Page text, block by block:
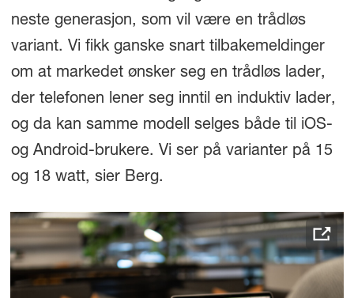
neste generasjon, som vil være en trådløs
variant. Vi fikk ganske snart tilbakemeldinger
om at markedet ønsker seg en trådløs lader,
der telefonen lener seg inntil en induktiv lader,
og da kan samme modell selges både til iOS-
og Android-brukere. Vi ser på varianter på 15
og 18 watt, sier Berg.